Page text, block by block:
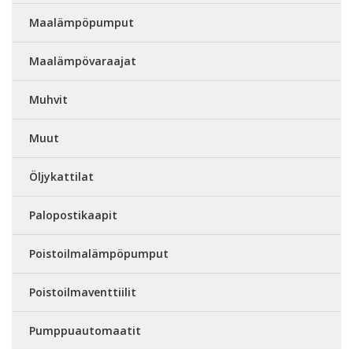
Maalämpöpumput
Maalämpövaraajat
Muhvit
Muut
Öljykattilat
Palopostikaapit
Poistoilmalämpöpumput
Poistoilmaventtiilit
Pumppuautomaatit